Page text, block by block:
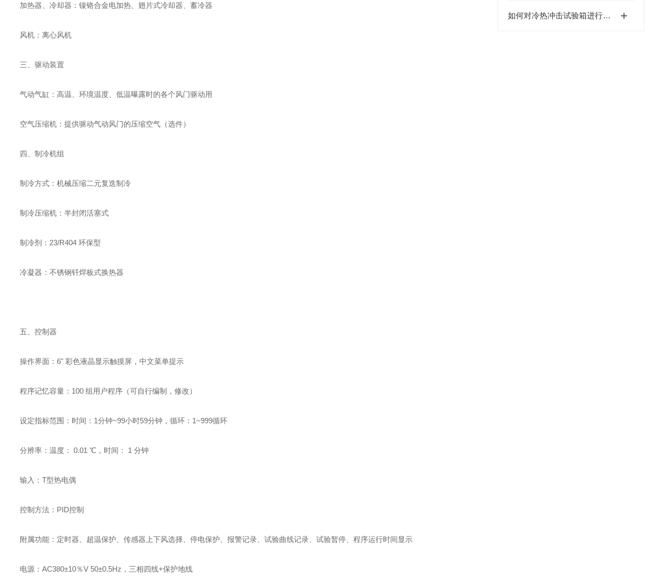
如何对冷热冲击试验箱进行日常维护和保养？
加热器、冷却器：镍铬合金电加热、翅片式冷却器、蓄冷器
风机：离心风机
三、驱动装置
气动气缸：高温、环境温度、低温曝露时的各个风门驱动用
空气压缩机：提供驱动气动风门的压缩空气（选件）
四、制冷机组
制冷方式：机械压缩二元复迭制冷
制冷压缩机：半封闭活塞式
制冷剂：23/R404 环保型
冷凝器：不锈钢钎焊板式换热器
五、控制器
操作界面：6" 彩色液晶显示触摸屏，中文菜单提示
程序记忆容量：100 组用户程序（可自行编制，修改）
设定指标范围：时间：1分钟~99小时59分钟，循环：1~999循环
分辨率：温度： 0.01 ℃，时间： 1 分钟
输入：T型热电偶
控制方法：PID控制
附属功能：定时器、超温保护、传感器上下风选择、停电保护、报警记录、试验曲线记录、试验暂停、程序运行时间显示
电源：AC380±10％V 50±0.5Hz，三相四线+保护地线